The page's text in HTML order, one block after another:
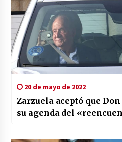
20 de mayo de 2022
Zarzuela aceptó que
su agenda del